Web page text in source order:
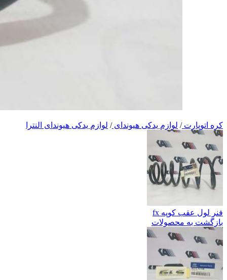
کره اتوپارت/ لوازم یدکی هیوندای/ لوازم یدکی هیوندای النترا
فنر لول عقب کوپه fx
بازگشت به محصولات